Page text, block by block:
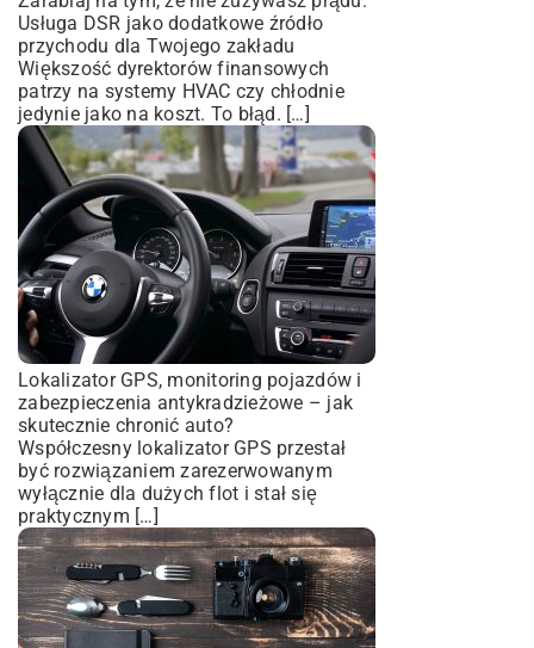
Usługa DSR jako dodatkowe źródło
przychodu dla Twojego zakładu
Większość dyrektorów finansowych
patrzy na systemy HVAC czy chłodnie
jedynie jako na koszt. To błąd. […]
Lokalizator GPS, monitoring pojazdów i
zabezpieczenia antykradzieżowe – jak
skutecznie chronić auto?
Współczesny lokalizator GPS przestał
być rozwiązaniem zarezerwowanym
wyłącznie dla dużych flot i stał się
praktycznym […]